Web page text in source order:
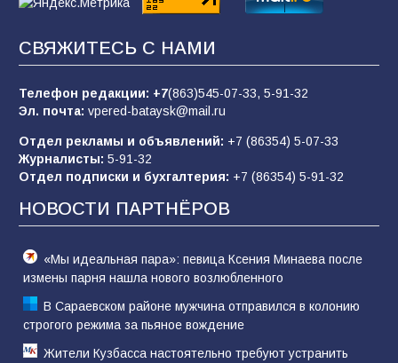
83 02.08.2026
Батайчане вышли в финал Всероссийского
конкурса «Большая перемена»
62 04.08.2026
Командовал боем до последнего: герой
62 05.08.2026
СВЯЖИТЕСЬ С НАМИ
Телефон редакции: +7(863)545-07-33, 5-91-32
Эл. почта: vpered-bataysk@mail.ru
Отдел рекламы и объявлений: +7 (86354) 5-07-33
Журналисты: 5-91-32
Отдел подписки и бухгалтерия: +7 (86354) 5-91-32
НОВОСТИ ПАРТНЁРОВ
«Мы идеальная пара»: певица Ксения Минаева после
измены парня нашла нового возлюбленного
В Сараевском районе мужчина отправился в колонию
строгого режима за пьяное вождение
Жители Кузбасса настоятельно требуют устранить